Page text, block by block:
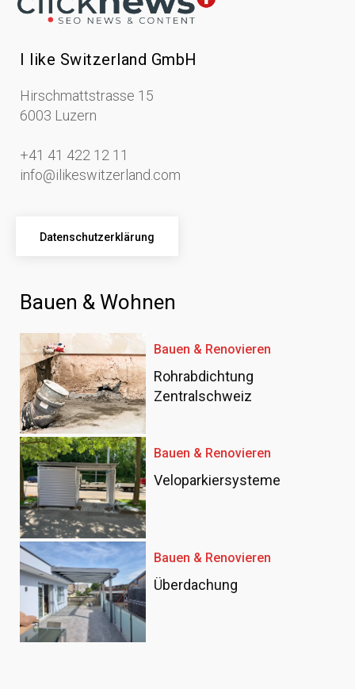
I like Switzerland GmbH
Hirschmattstrasse 15
6003 Luzern
+41 41 422 12 11
info@ilikeswitzerland.com
Datenschutzerklärung
Bauen & Wohnen
Bauen & Renovieren
Rohrabdichtung
Zentralschweiz
Bauen & Renovieren
Veloparkiersysteme
Bauen & Renovieren
Überdachung